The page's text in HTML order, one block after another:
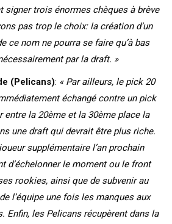
signer trois énormes chèques à brève
pas trop le choix: la création d’un
ce nom ne pourra se faire qu’à bas
par la draft. »
(Pelicans): « Par ailleurs, le pick 20
échangé contre un pick
entre la 20ème et la 30ème place la
une draft qui devrait être plus riche.
supplémentaire l’an prochain
d’échelonner le moment ou le front
rookies, ainsi que de subvenir au
l’équipe une fois les manques aux
Enfin, les Pelicans récupèrent dans la